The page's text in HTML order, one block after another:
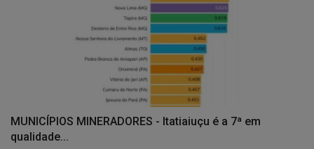
MUNICÍPIOS MINERADORES - Itatiaiuçu é a 7ª em
qualidade...